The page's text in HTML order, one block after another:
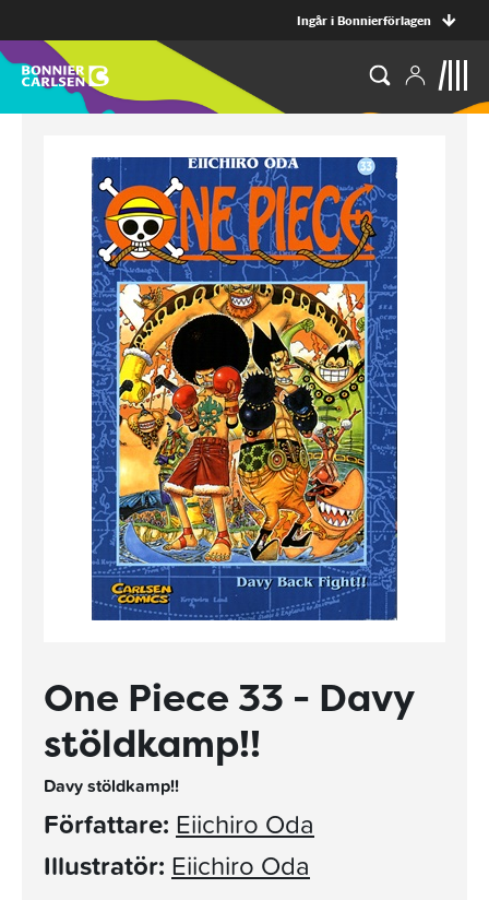
Ingår i Bonnierförlagen
One Piece 33 - Davy
stöldkamp!!
Davy stöldkamp!!
Författare: Eiichiro Oda
Illustratör: Eiichiro Oda